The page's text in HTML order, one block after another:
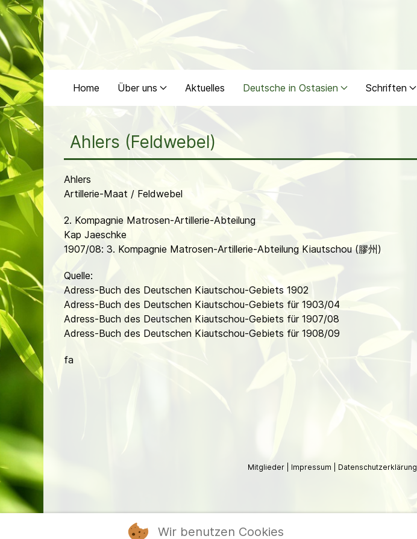
Home Über uns Aktuelles Deutsche in Ostasien Schriften
Ahlers (Feldwebel)
Ahlers
Artillerie-Maat / Feldwebel
2. Kompagnie Matrosen-Artillerie-Abteilung
Kap Jaeschke
1907/08: 3. Kompagnie Matrosen-Artillerie-Abteilung Kiautschou (膠州)
Quelle:
Adress-Buch des Deutschen Kiautschou-Gebiets 1902
Adress-Buch des Deutschen Kiautschou-Gebiets für 1903/04
Adress-Buch des Deutschen Kiautschou-Gebiets für 1907/08
Adress-Buch des Deutschen Kiautschou-Gebiets für 1908/09
fa
Mitglieder Impressum Datenschutzerklärung
Wir benutzen Cookies